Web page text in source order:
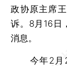
政协原主席
诉。8月16日
消息。
今年2月21